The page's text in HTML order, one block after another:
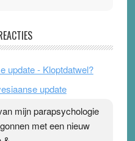
hartslag te verlagen
Daarop heeft zo’n
Door…Lees meer
›[...]
update - Kloptdatwel?
update
mijn parapsychologie
met een nieuw